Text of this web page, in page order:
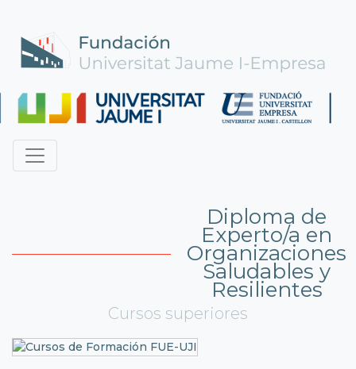
Diploma de
Experto/a en
Organizaciones
Saludables y
Resilientes
Cursos superiores